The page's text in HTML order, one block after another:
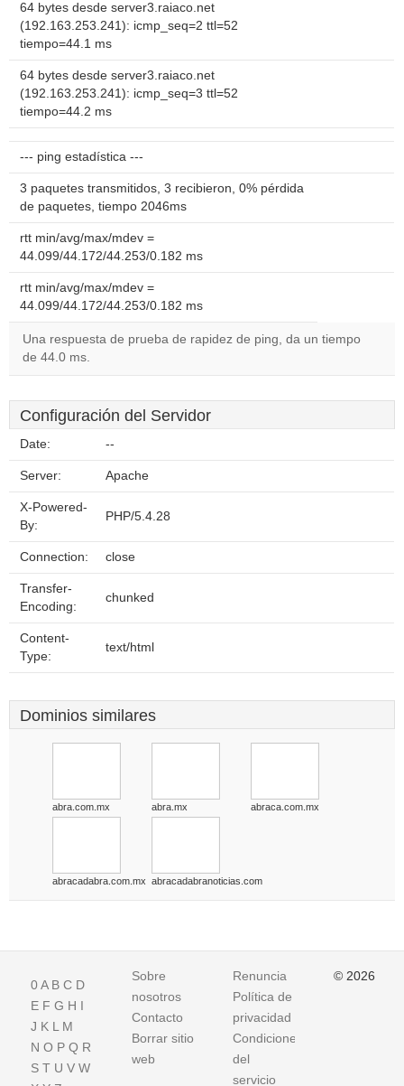
64 bytes desde server3.raiaco.net
(192.163.253.241): icmp_seq=2 ttl=52
tiempo=44.1 ms
64 bytes desde server3.raiaco.net
(192.163.253.241): icmp_seq=3 ttl=52
tiempo=44.2 ms
--- ping estadística ---
3 paquetes transmitidos, 3 recibieron, 0% pérdida
de paquetes, tiempo 2046ms
rtt min/avg/max/mdev =
44.099/44.172/44.253/0.182 ms
rtt min/avg/max/mdev =
44.099/44.172/44.253/0.182 ms
Una respuesta de prueba de rapidez de ping, da un tiempo
de 44.0 ms.
Configuración del Servidor
Date: --
Server: Apache
X-Powered-
By:
PHP/5.4.28
Connection: close
Transfer-
Encoding:
chunked
Content-
Type:
text/html
Dominios similares
abra.com.mx abra.mx abraca.com.mx
abracadabra.com.mx abracadabranoticias.com
0A B C D
E F G H I
J K L M
N O P Q R
S T U V W
Sobre
nosotros
Contacto
Borrar sitio
web
Renuncia
Política de
privacidad
Condiciones
del
servicio
© 2026